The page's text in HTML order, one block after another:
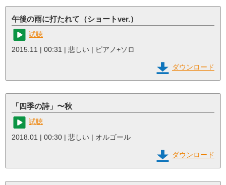
午後の雨に打たれて（ショートver.）
試聴
2015.11 | 00:31 | 悲しい | ピアノ+ソロ
ダウンロード
「四季の詩」〜秋
試聴
2018.01 | 00:30 | 悲しい | オルゴール
ダウンロード